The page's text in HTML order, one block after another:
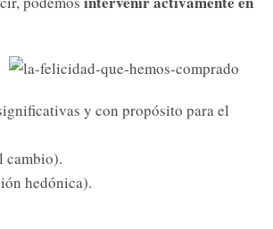
y con propósito para el
cambio).
hedónica).